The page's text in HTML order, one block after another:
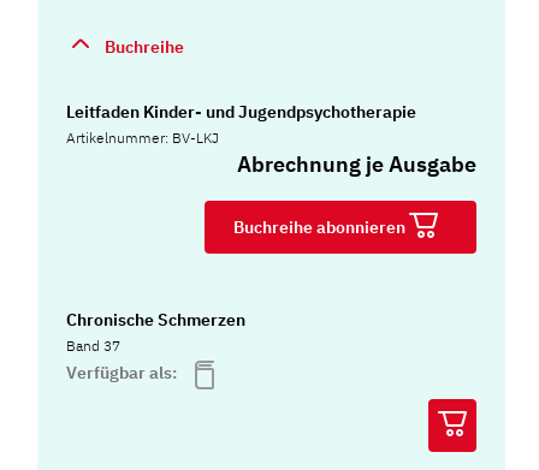
Buchreihe
Leitfaden Kinder- und Jugendpsychotherapie
Artikelnummer: BV-LKJ
Abrechnung je Ausgabe
Buchreihe abonnieren
Chronische Schmerzen
Band 37
Verfügbar als: